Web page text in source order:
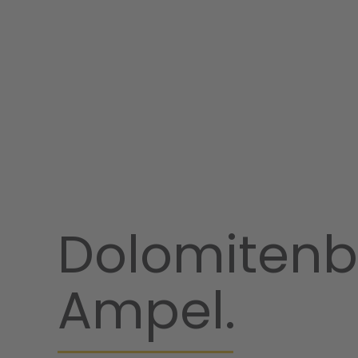
Ampel.